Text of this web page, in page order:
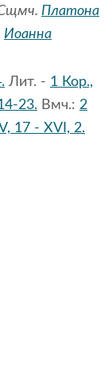
Сщмч. Платона
Иоанна
Лит. - 1 Кор.,
23. Вмч.: 2
17 - XVI, 2.